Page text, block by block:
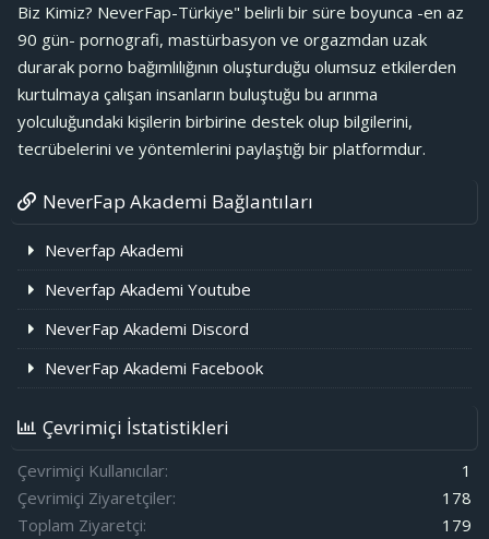
Biz Kimiz? NeverFap-Türkiye" belirli bir süre boyunca -en az
90 gün- pornografi, mastürbasyon ve orgazmdan uzak
durarak porno bağımlılığının oluşturduğu olumsuz etkilerden
kurtulmaya çalışan insanların buluştuğu bu arınma
yolculuğundaki kişilerin birbirine destek olup bilgilerini,
tecrübelerini ve yöntemlerini paylaştığı bir platformdur.
NeverFap Akademi Bağlantıları
Neverfap Akademi
Neverfap Akademi Youtube
NeverFap Akademi Discord
NeverFap Akademi Facebook
Çevrimiçi İstatistikleri
Çevrimiçi Kullanıcılar
1
Çevrimiçi Ziyaretçiler
178
Toplam Ziyaretçi
179